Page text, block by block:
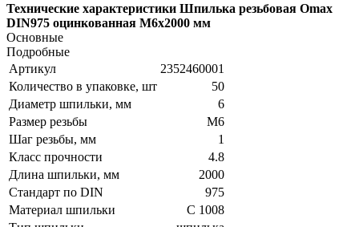
Технические характеристики Шпилька резьбовая Omax
DIN975 оцинкованная М6х2000 мм
Основные
Подробные
Артикул
2352460001
Количество в упаковке, шт
50
Диаметр шпильки, мм
6
Размер резьбы
М6
Шаг резьбы, мм
1
Класс прочности
4.8
Длина шпильки, мм
2000
Стандарт по DIN
975
Материал шпильки
C 1008